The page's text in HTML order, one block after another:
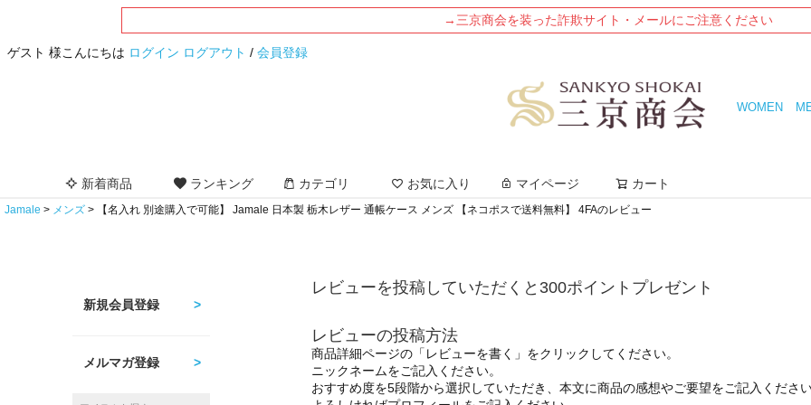
→三京商会を装った詐欺サイト・メールにご注意ください
ゲスト 様こんにちは ログイン ログアウト / 会員登録
WOMEN
新着商品 ランキング カテゴリ お気に入り マイページ カート
Jamale メンズ 【名入れ 別途購入で可能】 Jamale 日本製 栃木レザー 通帳ケース メンズ 【ネコポスで送料無料】 4FAのレビュー
新規会員登録
メルマガ登録
レビューを投稿していただくと300ポイントプレゼント
レビューの投稿方法
商品詳細ページの「レビューを書く」をクリックしてください。
ニックネームをご記入ください。
おすすめ度を5段階から選択していただき、本文に商品の感想やご要望をご記入ください